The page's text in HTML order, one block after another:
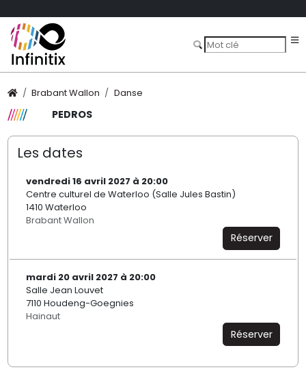
Brabant Wallon Danse
PEDROS
Les dates
vendredi 16 avril 2027 à 20:00
Centre culturel de Waterloo (Salle Jules Bastin)
1410 Waterloo
Brabant Wallon
Réserver
mardi 20 avril 2027 à 20:00
Salle Jean Louvet
7110 Houdeng-Goegnies
Hainaut
Réserver